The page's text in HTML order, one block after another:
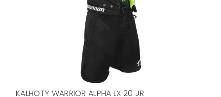
KALHOTY WARRIOR ALPHA LX 20 JR